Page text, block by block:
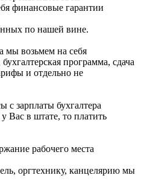
финансовые гарантии
по нашей вине.
мы возьмем на себя
программа, сдача
и отдельно не
с зарплаты бухгалтера
у Вас в штате, то платить
рабочего места
оргтехнику, канцелярию мы